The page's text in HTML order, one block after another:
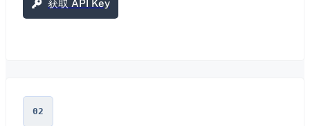
获取 API Key
02